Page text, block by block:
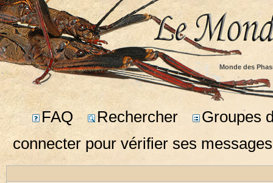
Monde des
FAQ Rechercher
Groupes
connecter pour vérifier ses